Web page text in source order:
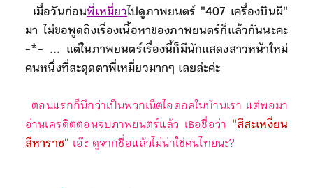
เมื่อวันก่อนพี่เหมี่ยวไปดูภาพยนตร์ "407 เครื่องบินผี"
มา ไม่ขอพูดถึงเรื่องเนื้อหาของภาพยนตร์ก็แล้วกันนะคะ
-*- ... แต่ในภาพยนตร์เรื่องนี้ก็มีนักแสดงสาวหน้าใหม่
คนหนึ่งที่สะดุดตาพี่เหมี่ยวมากๆ เลยล่ะค่ะ
ตอนแรกก็นึกว่าเป็นพวกเน็ตไอดอลในบ้านเรา แต่พอมา
อ่านเครดิตตอนจบภาพยนตร์แล้ว เธอชื่อว่า "สีสะเหงี่ยน
สีหาราช" เอ๊ะ ดูจากชื่อแล้วไม่น่าใช่คนไทยนะ?